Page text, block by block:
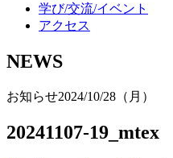
学び/交流/イベント
アクセス
NEWS
お知らせ2024/10/28（月）
20241107-19_mtex